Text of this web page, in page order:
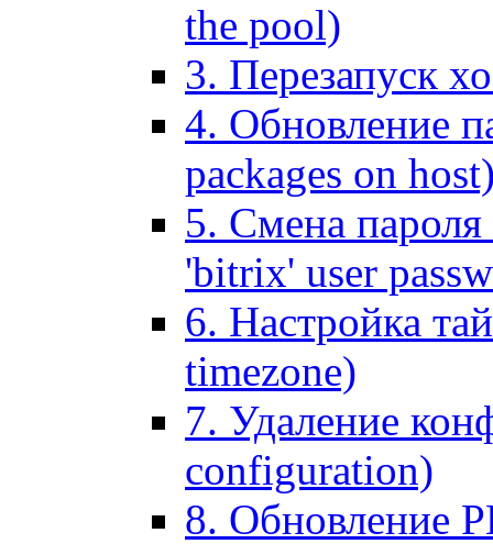
the pool)
3. Перезапуск
4. Обновление
packages on
5. Смена пароля
'bitrix' user
6. Настройка
timezone)
7. Удаление
configuration)
8. Обновление